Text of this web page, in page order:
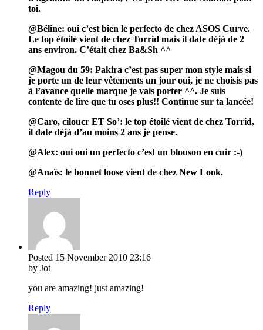
toi.
@Béline: oui c’est bien le perfecto de chez ASOS Curve.
Le top étoilé vient de chez Torrid mais il date déjà de 2
ans environ. C’était chez Ba&Sh ^^
@Magou du 59: Pakira c’est pas super mon style mais si
je porte un de leur vêtements un jour oui, je ne choisis pas
à l’avance quelle marque je vais porter ^^. Je suis
contente de lire que tu oses plus!! Continue sur ta lancée!
@Caro, ciloucr ET So’: le top étoilé vient de chez Torrid,
il date déjà d’au moins 2 ans je pense.
@Alex: oui oui un perfecto c’est un blouson en cuir :-)
@Anaïs: le bonnet loose vient de chez New Look.
Reply
Posted 15 November 2010 23:16
by Jot
you are amazing! just amazing!
Reply